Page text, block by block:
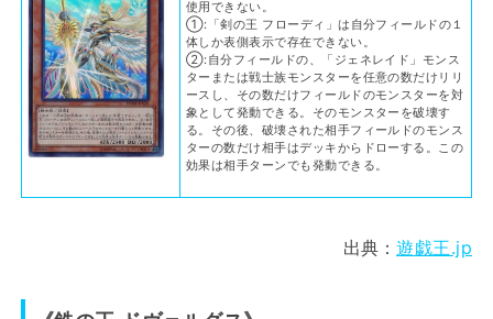
使用できない。
①:「剣の王 フローディ」は自分フィールドの１
体しか表側表示で存在できない。
②:自分フィールドの、「ジェネレイド」モンス
ターまたは戦士族モンスターを任意の数だけリリ
ースし、その数だけフィールドのモンスターを対
象として発動できる。そのモンスターを破壊す
る。その後、破壊された相手フィールドのモンス
ターの数だけ相手はデッキからドローする。この
効果は相手ターンでも発動できる。
出典：遊戯王.jp